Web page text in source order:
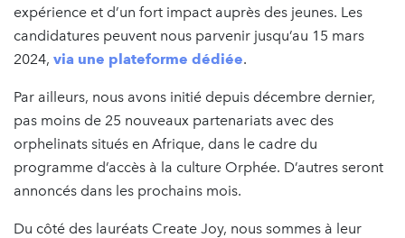
expérience et d’un fort impact auprès des jeunes. Les
candidatures peuvent nous parvenir jusqu’au 15 mars
2024, via une plateforme dédiée.
Par ailleurs, nous avons initié depuis décembre dernier,
pas moins de 25 nouveaux partenariats avec des
orphelinats situés en Afrique, dans le cadre du
programme d’accès à la culture Orphée. D’autres seront
annoncés dans les prochains mois.
Du côté des lauréats Create Joy, nous sommes à leur